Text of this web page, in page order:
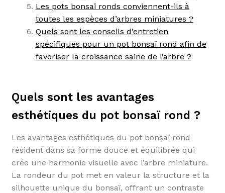
Les pots bonsaï ronds conviennent-ils à
toutes les espèces d’arbres miniatures ?
Quels sont les conseils d’entretien
spécifiques pour un pot bonsaï rond afin de
favoriser la croissance saine de l’arbre ?
Quels sont les avantages
esthétiques du pot bonsaï rond ?
Les avantages esthétiques du pot bonsaï rond
résident dans sa forme douce et équilibrée qui
crée une harmonie visuelle avec l’arbre miniature.
La rondeur du pot met en valeur la structure et la
silhouette unique du bonsaï, offrant un contraste